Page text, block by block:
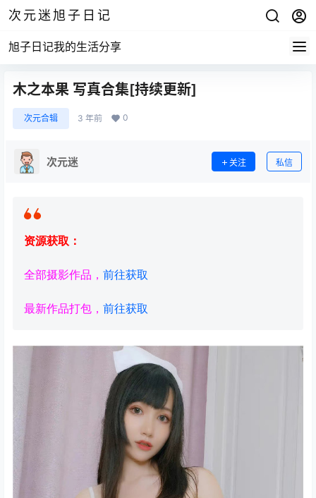
次元迷旭子日记
旭子日记我的生活分享
木之本果 写真合集[持续更新]
次元合辑 3 年前 0
次元迷 关注 私信
资源获取：
全部摄影作品， 前往获取
最新作品打包， 前往获取